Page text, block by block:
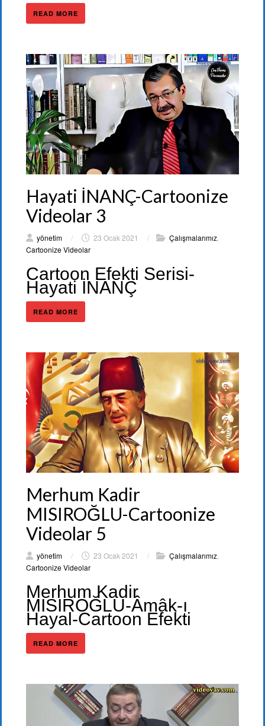
READ MORE
Hayati İNANÇ-Cartoonize
Videolar 3
yönetim / 23 Ocak 2021 / Çalışmalarımız
Cartoonize Videolar
Cartoon Efekti Serisi-
Hayati İNANÇ
READ MORE
Merhum Kadir
MISIROĞLU-Cartoonize
Videolar 5
yönetim / 23 Ocak 2021 / Çalışmalarımız
Cartoonize Videolar
Merhum Kadir
MISIROĞLU-Âmâk-ı
Hayal-Cartoon Efekti
READ MORE